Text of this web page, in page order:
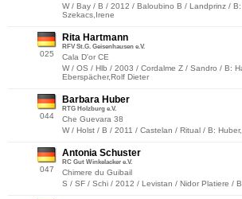
W / Bay / B / 2012 / Baloubino B / Landprinz / B:
Szekacs,Irene
025
Rita Hartmann
RFV St.G. Geisenhausen e.V.
Cala D'or CE
W / OS / Hlb / 2003 / Cordalme Z / Sandro / B:
Eberspächer,Rolf Dieter
044
Barbara Huber
RTG Holzburg e.V.
Che Guevara 38
W / Holst / B / 2011 / Castelan / Ritual / B:
047
Antonia Schuster
RC Gut Winkelacker e.V.
Chimere du Guibail
S / SF / Schi / 2012 / Levistan / Nidor Platiere /